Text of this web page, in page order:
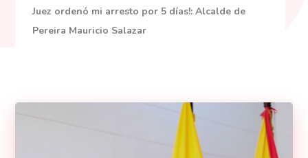
Juez ordenó mi arresto por 5 días!: Alcalde de
Pereira Mauricio Salazar